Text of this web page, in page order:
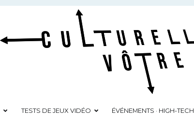
TESTS DE JEUX VIDÉO ÉVÉNEMENTS · HIGH-TECH